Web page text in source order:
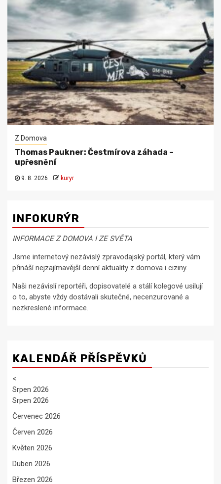
Z Domova
Thomas Paukner: Čestmírova záhada –
upřesnění
9. 8. 2026 kuryr
INFOKURÝR
INFORMACE Z DOMOVA I ZE SVĚTA
Jsme internetový nezávislý zpravodajský portál, který vám
přináší nejzajímavější denní aktuality z domova i ciziny.
Naši nezávislí reportéři, dopisovatelé a stálí kolegové usilují
o to, abyste vždy dostávali skutečné, necenzurované a
nezkreslené informace.
KALENDÁŘ PŘÍSPĚVKŮ
<
Srpen 2026
Srpen 2026
Červenec 2026
Červen 2026
Květen 2026
Duben 2026
Březen 2026